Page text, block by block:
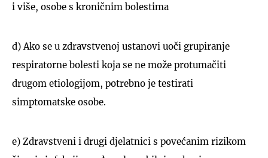
i više, osobe s kroničnim bolestima
d) Ako se u zdravstvenoj ustanovi uoči grupiranje
respiratorne bolesti koja se ne može protumačiti
drugom etiologijom, potrebno je testirati
simptomatske osobe.
e) Zdravstveni i drugi djelatnici s povećanim rizikom